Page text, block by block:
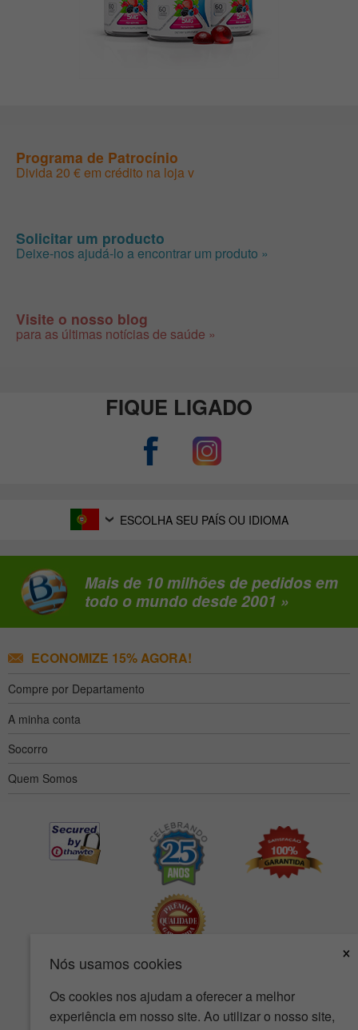
Nós usamos cookies
×
Os cookies nos ajudam a oferecer a melhor
experiência em nosso site. Ao utilizar o nosso site,
Programa de Patrocínio
Divida 20 € em crédito na loja v
Solicitar um producto
Deixe-nos ajudá-lo a encontrar um produto »
Visite o nosso blog
para as últimas notícias de saúde »
FIQUE LIGADO
ESCOLHA SEU PAÍS OU IDIOMA
Mais de 10 milhões de pedidos em
todo o mundo desde 2001 »
ECONOMIZE 15% AGORA!
Compre por Departamento
A minha conta
Socorro
Quem Somos
Acessibilidade Termos de uso política de Privacidade
A política de segurança